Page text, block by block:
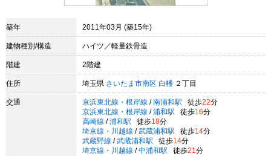
築年 2011年03月 (築15年)
建物種別/構造 ハイツ／軽量鉄骨造
階建 2階建
住所 埼玉県 さいたま市南区 白幡 ２丁目
交通 京浜東北線・根岸線 / 南浦和駅 徒歩22分
京浜東北線・根岸線 / 浦和駅 徒歩16分
高崎線 / 浦和駅 徒歩18分
埼京線・川越線 / 武蔵浦和駅 徒歩14分
武蔵野線 / 武蔵浦和駅 徒歩14分
埼京線・川越線 / 中浦和駅 徒歩21 分